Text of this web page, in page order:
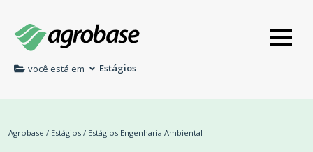
você está em Estágios
Agrobase / Estágios / Estágios Engenharia Ambiental